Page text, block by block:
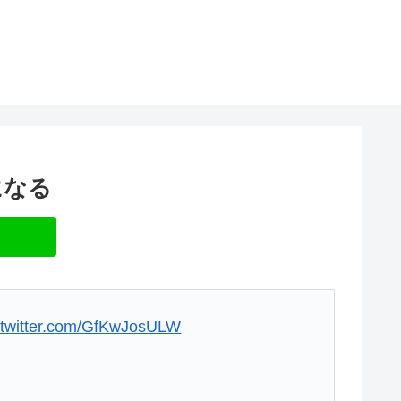
る
GfKwJosULW